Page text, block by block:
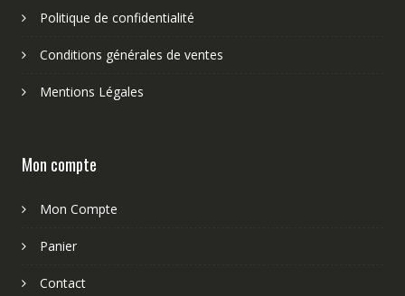
Politique de confidentialité
Conditions générales de ventes
Mentions Légales
Mon compte
Mon Compte
Panier
Contact